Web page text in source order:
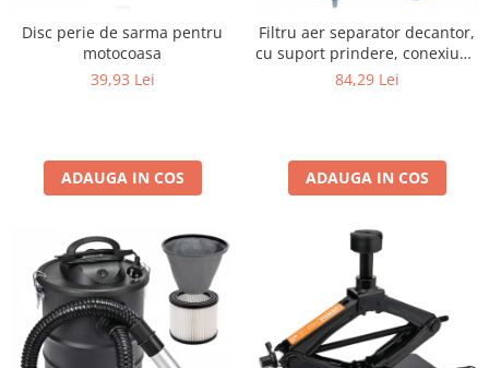
Disc perie de sarma pentru
motocoasa
39,93 Lei
ADAUGA IN COS
Filtru aer separator decantor,
cu suport prindere, conexiune
rapida
84,29 Lei
ADAUGA IN COS